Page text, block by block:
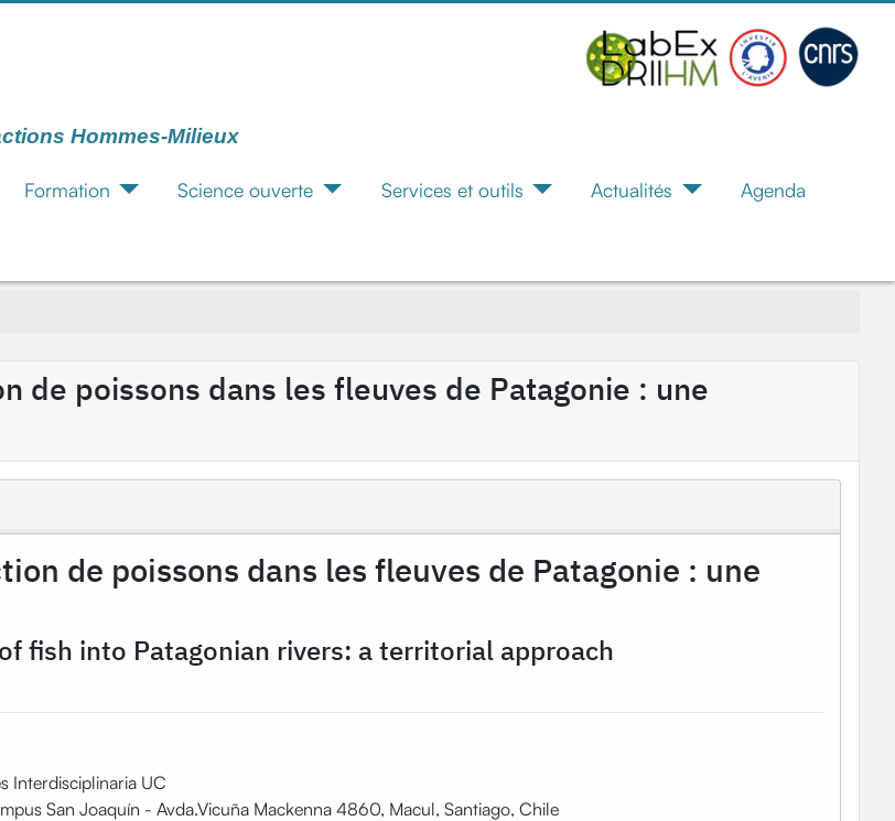
Hommes-Milieux
Formation Science ouverte Services et outils Actualités Agenda
de poissons dans les fleuves de Patagonie : une
de poissons dans les fleuves de Patagonie : une
fish into Patagonian rivers: a territorial approach
Interdisciplinaria UC
San Joaquín - Avda.Vicuña Mackenna 4860, Macul, Santiago, Chile